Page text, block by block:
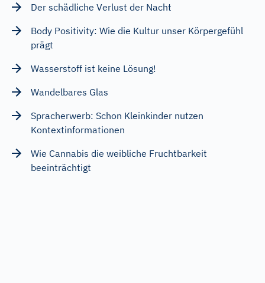
Der schädliche Verlust der Nacht
Body Positivity: Wie die Kultur unser Körpergefühl
prägt
Wasserstoff ist keine Lösung!
Wandelbares Glas
Spracherwerb: Schon Kleinkinder nutzen
Kontextinformationen
Wie Cannabis die weibliche Fruchtbarkeit
beeinträchtigt